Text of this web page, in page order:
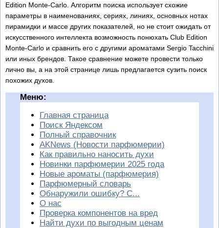
Edition Monte-Carlo. Алгоритм поиска использует схожие
параметры в наименованиях, сериях, линиях, основных нотах
пирамидки и массе других показателей, но не стоит ожидать от
искусственного интеллекта возможность понюхать Club Edition
Monte-Carlo и сравнить его с другими ароматами Sergio Tacchini
или иных брендов. Такое сравнение можете провести только
лично вы, а на этой странице лишь предлагается сузить поиск
похожих духов.
Меню:
Главная страница
Поиск Яндексом
Полный справочник
AKNews (Новости парфюмерии)
Как правильно наносить духи
Новинки парфюмерии 2025 года
Новые ароматы (парфюмерия)
Парфюмерный словарь
Обнаружили ошибку? С...
О нас
Проверка компонентов на вред
Найти духи по выгодным ценам